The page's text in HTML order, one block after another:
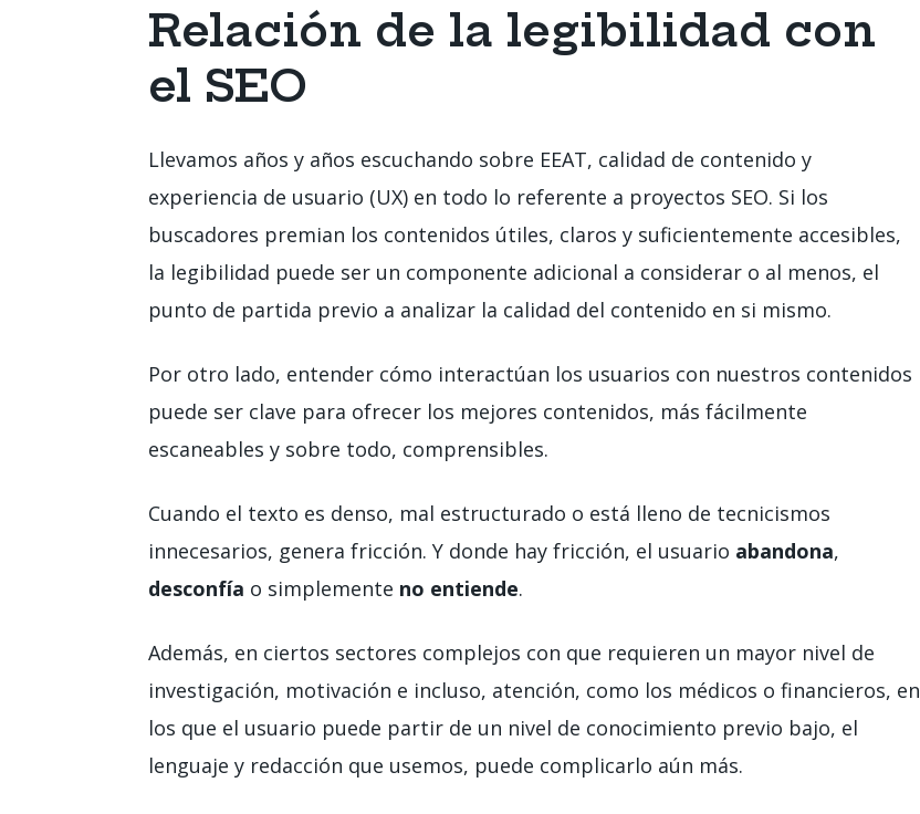
Relación de la legibilidad con
el SEO
Llevamos años y años escuchando sobre EEAT, calidad de contenido y
experiencia de usuario (UX) en todo lo referente a proyectos SEO. Si los
buscadores premian los contenidos útiles, claros y suficientemente accesibles,
la legibilidad puede ser un componente adicional a considerar o al menos, el
punto de partida previo a analizar la calidad del contenido en si mismo.
Por otro lado, entender cómo interactúan los usuarios con nuestros contenidos
puede ser clave para ofrecer los mejores contenidos, más fácilmente
escaneables y sobre todo, comprensibles.
Cuando el texto es denso, mal estructurado o está lleno de tecnicismos
innecesarios, genera fricción. Y donde hay fricción, el usuario abandona,
desconfía o simplemente no entiende.
Además, en ciertos sectores complejos con que requieren un mayor nivel de
investigación, motivación e incluso, atención, como los médicos o financieros, en
los que el usuario puede partir de un nivel de conocimiento previo bajo, el
lenguaje y redacción que usemos, puede complicarlo aún más.